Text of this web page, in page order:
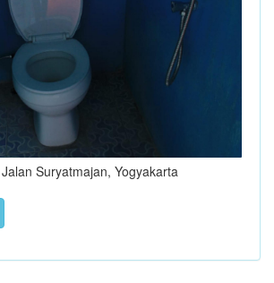
Suryatmajan, Yogyakarta